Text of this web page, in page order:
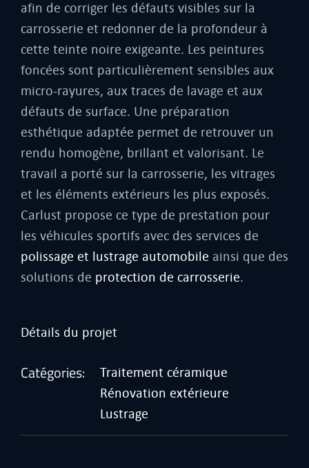
afin de corriger les défauts visibles sur la
carrosserie et redonner de la profondeur à
cette teinte noire exigeante. Les peintures
foncées sont particulièrement sensibles aux
micro-rayures, aux traces de lavage et aux
défauts de surface. Une préparation
esthétique adaptée permet de retrouver un
rendu homogène, brillant et valorisant. Le
travail a porté sur la carrosserie, les vitrages
et les éléments extérieurs les plus exposés.
Carlust propose ce type de prestation pour
les véhicules sportifs avec des services de
polissage et lustrage automobile ainsi que des
solutions de protection de carrosserie.
Détails du projet
Catégories:
Traitement céramique
Rénovation extérieure
Lustrage